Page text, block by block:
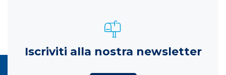
Iscriviti alla nostra newsletter